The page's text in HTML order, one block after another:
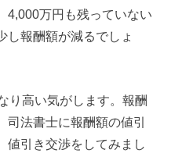
4,000万円も残っていない
し報酬額が減るでしょ
り高い気がします。報酬
司法書士に報酬額の値引
値引き交渉をしてみまし